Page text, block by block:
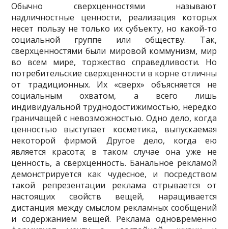
Обычно сверхценностями называют
надличностные ценности, реализация которых
несет пользу не только их субъекту, но какой-то
социальной группе или обществу. Так,
сверхценностями были мировой коммунизм, мир
во всем мире, торжество справедливости. Но
потребительские сверхценности в корне отличны
от традиционных. Их «сверх» объясняется не
социальным охватом, а всего лишь
индивидуальной труднодостижимостью, нередко
граничащей с не­возможностью. Одно дело, когда
ценностью выступает косметика, выпускаемая
некоторой фирмой. Другое дело, когда ею
является красота; в таком случае она уже не
ценность, а сверхценность. Банальное рекламой
демонстрируется как чудесное, и посредством
такой репрезентации реклама отрывается от
настоя­щих свойств вещей, наращивается
дистанция между смыслом рекламных сооб­щений
и содержанием вещей. Реклама одновременно